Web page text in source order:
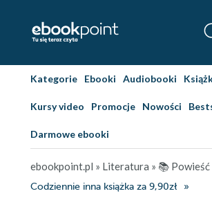
Kategorie Ebooki Audiobooki
Kursy video Promocje Nowości
Darmowe ebooki
ebookpoint.pl » Literatura » 📚 Powieść
Codziennie inna książka za 9,90zł